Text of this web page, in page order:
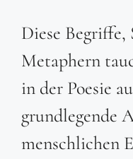
Diese Begriffe,
Metaphern
in der Poesie
grundlegende
menschlichen